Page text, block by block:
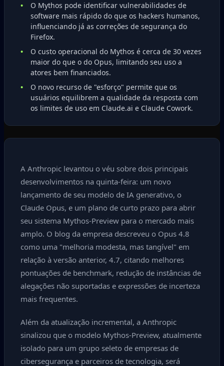
O Mythos pode identificar vulnerabilidades de
software mais rápido do que os hackers humanos,
influenciando já as correções de segurança do
Firefox.
O custo operacional do Mythos é cerca de 30 vezes
maior do que o do Opus, limitando seu uso a
atores bem financiados.
O novo recurso de "esforço" permite que os
usuários equilibrem a qualidade da resposta com
os limites de uso em Claude.ai e Claude Cowork.
A Anthropic levantou o véu sobre dois principais
desenvolvimentos na quinta-feira: um novo
lançamento de seu modelo de IA generativo, o
Claude Opus, e um plano de curto prazo para abrir
seu sistema Mythos-Preview para o mercado mais
amplo. O blog da empresa descreveu o Opus 4.8
como uma "melhoria modesta, mas tangível" em
relação à versão anterior, 4.7, citando melhores
pontuações de benchmark, redução de instâncias de
alegações não suportadas e expressões de incerteza
mais frequentes.
Além da atualização incremental, a Anthropic
sinalizou que o modelo Mythos-Preview, atualmente
isolado para um grupo seleto de empresas de
cibersegurança e parceiros de tecnologia, será